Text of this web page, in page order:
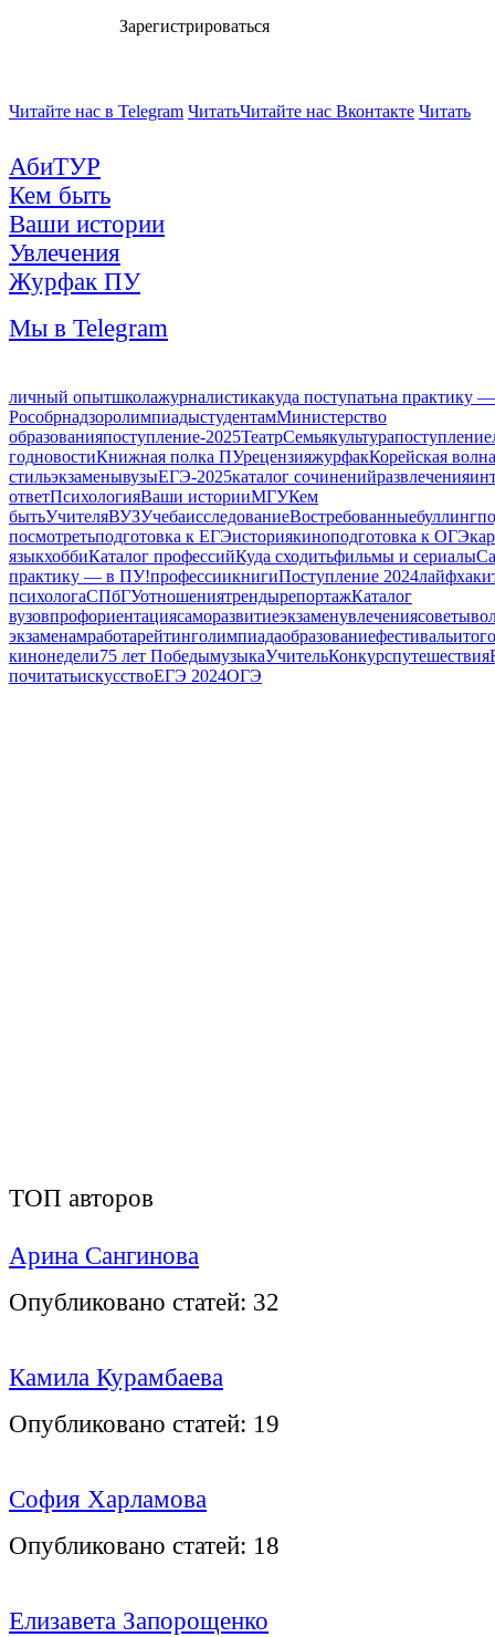
Зарегистрироваться
Читайте нас в Telegram ЧитатьЧитайте нас Вконтакте Читать
АбиТУР
Кем быть
Ваши истории
Увлечения
Журфак ПУ
Мы в Telegram
личный опытшколажурналистикакуда поступатьна практику
РособрнадзоролимпиадыстудентамМинистерство
образованияпоступление-2025ТеатрСемьякультурапоступление
годновостиКнижная полка ПУрецензияжурфакКорейская волна
стильэкзаменывузыЕГЭ-2025каталог сочиненийразвлечения
ответПсихологияВаши историиМГУКем
бытьУчителяВУЗУчебаисследованиеВостребованныебуллинг
посмотретьподготовка к ЕГЭисториякиноподготовка к ОГЭ
языкхоббиКаталог профессийКуда сходитьфильмы и сериалы
практику — в ПУ!профессиикнигиПоступление 2024лайфхаки
психологаСПбГУотношениятрендырепортажКаталог
вузовпрофориентациясаморазвитиеэкзаменувлечениясоветы
экзаменамработарейтинголимпиадаобразованиефестиваль
кинонедели75 лет ПобедымузыкаУчительКонкурспутешествия
почитатьискусствоЕГЭ 2024ОГЭ
ТОП авторов
Арина Сангинова
Опубликовано статей: 32
Камила Курамбаева
Опубликовано статей: 19
София Харламова
Опубликовано статей: 18
Елизавета Запорощенко